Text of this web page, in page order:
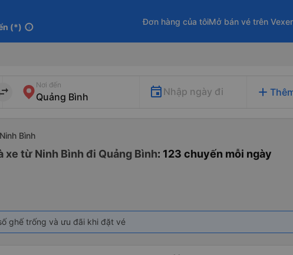
(*) info
Đơn hàng của tôiMở bán vé trên
Nơi đến
Nhập ngày đi add
Bình
xe từ Ninh Bình đi Quảng Bình: 123 chuyến mỗi ngày
ghế trống và ưu đãi khi đặt vé